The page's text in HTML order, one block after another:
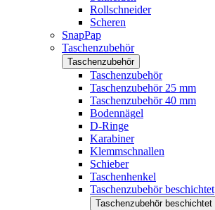
Rollschneider
Scheren
SnapPap
Taschenzubehör
Taschenzubehör
Taschenzubehör
Taschenzubehör 25 mm
Taschenzubehör 40 mm
Bodennägel
D-Ringe
Karabiner
Klemmschnallen
Schieber
Taschenhenkel
Taschenzubehör beschichtet
Taschenzubehör beschichtet